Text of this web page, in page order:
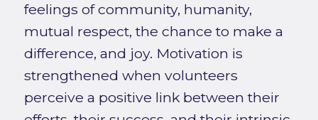
feelings of community, humanity,
mutual respect, the chance to make a
difference, and joy. Motivation is
strengthened when volunteers
perceive a positive link between their